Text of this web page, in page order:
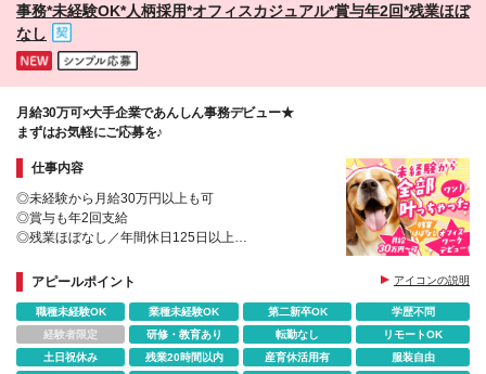
事務*未経験OK*人柄採用*オフィスカジュアル*賞与年2回*残業ほぼ
なし
月給30万可×大手企業であんしん事務デビュー★
まずはお気軽にご応募を♪
仕事内容
◎未経験から月給30万円以上も可
◎賞与も年2回支給
◎残業ほぼなし／年間休日125日以上
◎充実の研修＆サポートあり
◎将来的にリモートも可能
アピールポイント アイコンの説明
職種未経験OK 業種未経験OK 第二新卒OK
学歴不問
経験者限定
研修・教育あり 転勤なし
リモートOK
土日祝休み
残業20時間以内 産育休活用有 服装自由